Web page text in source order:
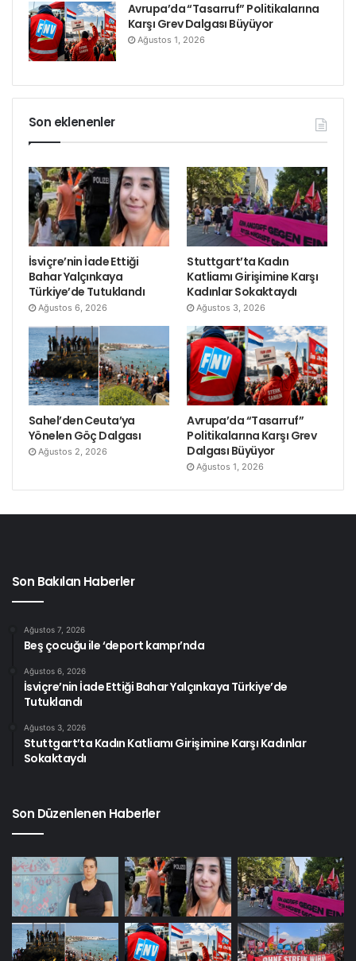
Avrupa’da “Tasarruf” Politikalarına
Karşı Grev Dalgası Büyüyor
Ağustos 1, 2026
Son eklenenler
İsviçre’nin İade Ettiği
Bahar Yalçınkaya
Türkiye’de Tutuklandı
Ağustos 6, 2026
Stuttgart’ta Kadın
Katliamı Girişimine Karşı
Kadınlar Sokaktaydı
Ağustos 3, 2026
Sahel’den Ceuta’ya
Yönelen Göç Dalgası
Ağustos 2, 2026
Avrupa’da “Tasarruf”
Politikalarına Karşı Grev
Dalgası Büyüyor
Ağustos 1, 2026
Son Bakılan Haberler
Ağustos 7, 2026
Beş çocuğu ile ‘deport kampı’nda
Ağustos 6, 2026
İsviçre’nin İade Ettiği Bahar Yalçınkaya Türkiye’de
Tutuklandı
Ağustos 3, 2026
Stuttgart’ta Kadın Katliamı Girişimine Karşı Kadınlar
Sokaktaydı
Son Düzenlenen Haberler